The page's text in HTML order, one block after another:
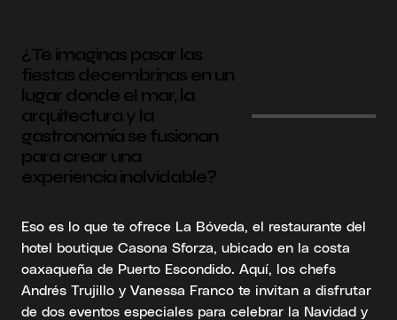
¿Te imaginas pasar las
fiestas decembrinas en un
lugar donde el mar, la
arquitectura y la
gastronomía se fusionan
para crear una
experiencia inolvidable?
Eso es lo que te ofrece La Bóveda, el restaurante del
hotel boutique Casona Sforza, ubicado en la costa
oaxaqueña de Puerto Escondido. Aquí, los chefs
Andrés Trujillo y Vanessa Franco te invitan a disfrutar
de dos eventos especiales para celebrar la Navidad y